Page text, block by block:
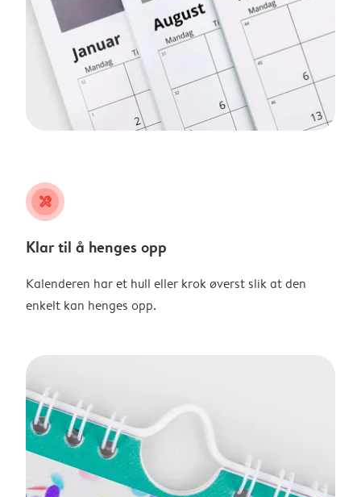
tools
Klar til å henges opp
Kalenderen har et hull eller krok øverst slik at den
enkelt kan henges opp.